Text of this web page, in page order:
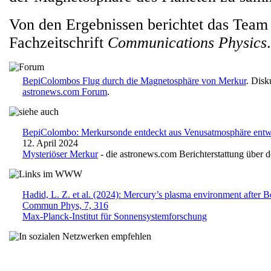
Von den Ergebnissen berichtet das
Fachzeitschrift Communications Physics.
BepiColombos Flug durch die Magnetosphäre von Merkur.
astronews.com Forum.
BepiColombo: Merkursonde entdeckt aus Venusatmosphäre
12. April 2024
Mysteriöser Merkur- die astronews.com Berichterstattung über
Hadid, L. Z. et al. (2024): Mercury’s plasma environment after
Commun Phys, 7, 316
Max-Planck-Institut für Sonnensystemforschung